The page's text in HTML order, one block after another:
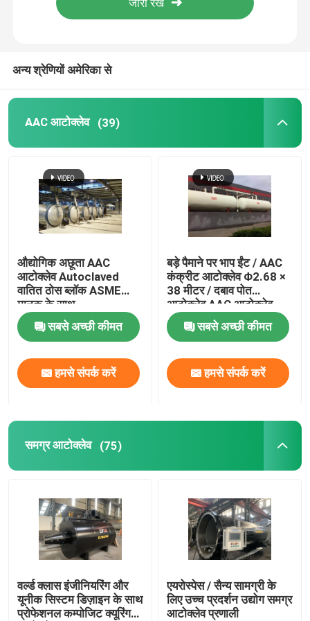
गुणवत्ता नियंत्रण
हमसे संपर्क करें
समाचार
मामले
AAC आटोक्लेव
आटोक्लेव vulcanizing
टुकड़े टुकड़े में काँच आटोक्लेव
औद्योगिक आटोक्लेव
कार्बन फाइबर उत्पाद
अन्य श्रेणियों अमेरिका से
AAC आटोक्लेव (39)
औद्योगिक अछूता AAC
आटोक्लेव Autoclaved
वातित ठोस ब्लॉक ASME
मानक के साथ
सबसे अच्छी कीमत
हमसे संपर्क करें
बड़े पैमाने पर भाप ईंट / AAC
कंक्रीट आटोक्लेव Φ2.68 ×
38 मीटर / दबाव पोत
आटोक्लेव AAC आटोक्लेव
सबसे अच्छी कीमत
हमसे संपर्क करें
समग्र आटोक्लेव (75)
वर्ल्ड क्लास इंजीनियरिंग और
यूनीक सिस्टम डिज़ाइन के साथ
प्रोफेशनल कम्पोजिट क्यूरिंग
एयरोस्पेस / सैन्य सामग्री के
लिए उच्च प्रदर्शन उद्योग समग्र
आटोक्लेव प्रणाली